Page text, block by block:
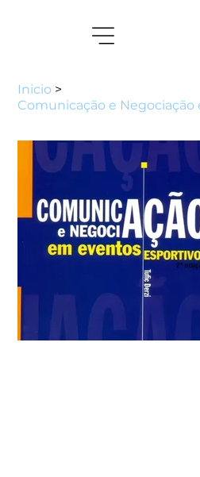
Inicio >